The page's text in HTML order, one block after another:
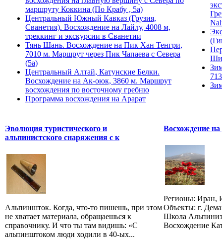
маршруту Коккина (По Крабу , 5а)
Центральный Южный Кавказ (Грузия,
Сванетия). Восхождение на Лайлу, 4008 м,
треккинг и экскурсии в Сванетии
Тянь Шань. Восхождение на Пик Хан Тенгри,
7010 м. Маршрут через Пик Чапаева с Севера
(5а)
Центральный Алтай, Катунские Белки.
Восхождение на Ак-оюк, 3860 м. Маршрут
восхождения по восточному гребню
Программа восхождения на Арарат
Эволюция туристического и
альпинистского снаряжения с к
Альпиншток. Когда, что-то пишешь, при этом
не хватает материала, обращаешься к
справочнику. И что ты там видишь: «С
альпинштоком люди ходили в 40-ых...
Восхождение
Регионы: Иран,
Объекты: г.
Школа
Восхождение